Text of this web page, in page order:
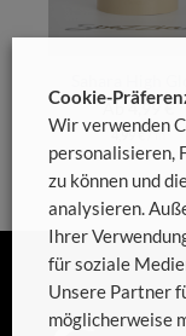
Ab4,99 €
4,99 €/m
Cookie-
Wir verwenden
personalisieren,
zu können und
analysieren.
Ihrer
für soziale
Unsere Partner
möglicherweise